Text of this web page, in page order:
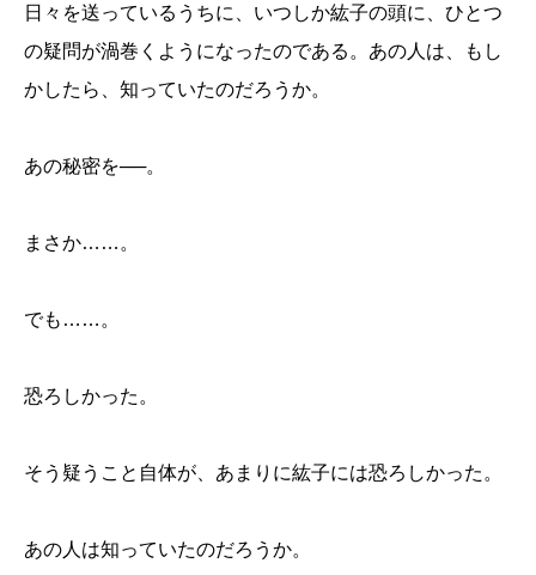
日々を送っているうちに、いつしか紘子の頭に、ひとつ
の疑問が渦巻くようになったのである。あの人は、もし
かしたら、知っていたのだろうか。
あの秘密を──。
まさか…… 。
でも …… 。
恐ろしかった。
そう疑うこと自体が、あまりに紘子には恐ろしかった。
あの人は知っていたのだろうか。